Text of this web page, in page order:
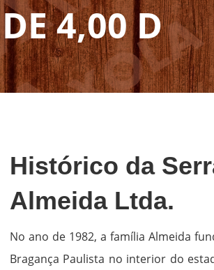
4,00 D
Histórico da
Almeida Ltda.
No ano de 1982, a família Almeida
Bragança Paulista no interior do